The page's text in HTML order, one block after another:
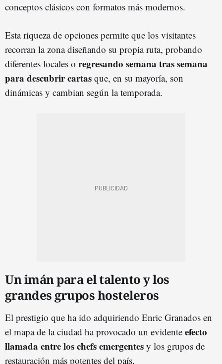
conceptos clásicos con formatos más modernos.
Esta riqueza de opciones permite que los visitantes
recorran la zona diseñando su propia ruta, probando
diferentes locales o regresando semana tras semana
para descubrir cartas que, en su mayoría, son
dinámicas y cambian según la temporada.
Un imán para el talento y los
grandes grupos hosteleros
El prestigio que ha ido adquiriendo Enric Granados en
el mapa de la ciudad ha provocado un evidente efecto
llamada entre los chefs emergentes y los grupos de
restauración más potentes del país.